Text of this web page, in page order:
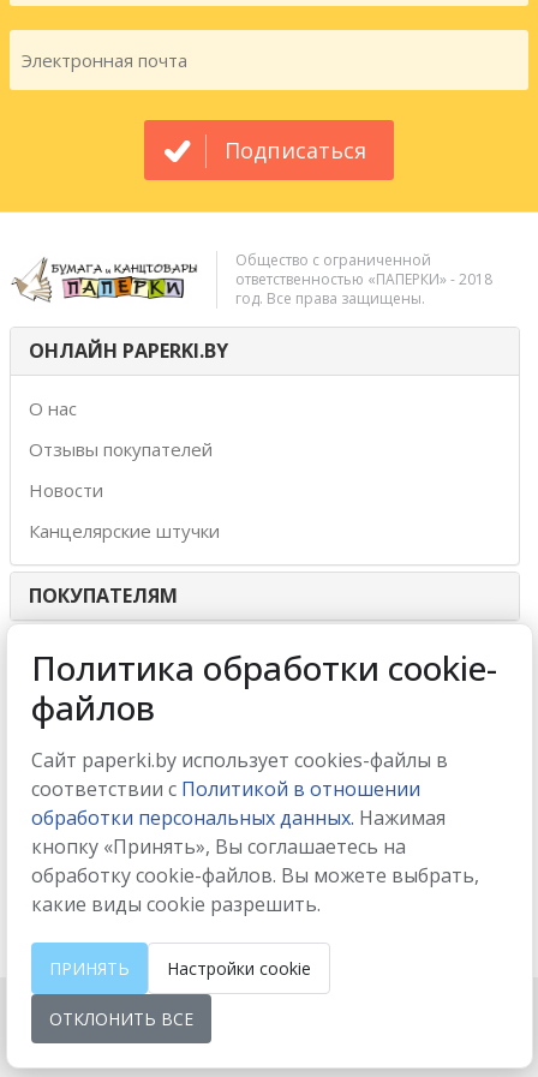
Подписаться
Общество с ограниченной
ответственностью «ПАПЕРКИ» - 2018
год. Все права защищены.
ОНЛАЙН PAPERKI.BY
О нас
Отзывы покупателей
Новости
Канцелярские штучки
ПОКУПАТЕЛЯМ
ИНТЕРНЕТ-МАГАЗИН
МЫ ПРИНИМАЕМ
МЫ В СОЦСЕТЯХ
Политика обработки cookie-
файлов
Сайт paperki.by использует cookies-файлы в
соответствии с Политикой в отношении
обработки персональных данных. Нажимая
кнопку «Принять», Вы соглашаетесь на
обработку cookie-файлов. Вы можете выбрать,
какие виды cookie разрешить.
ПРИНЯТЬ Настройки cookie
ОТКЛОНИТЬ ВСЕ
Настройки cookie